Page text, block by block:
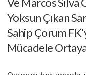
Ve Marcos Silva
Yoksun Çıkan
Sahip Çorum
Mücadele